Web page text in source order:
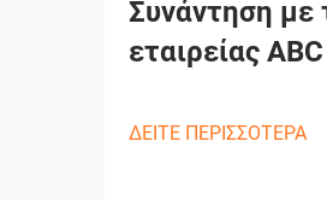
Συνάντηση με
εταιρείας ABC
ΔΕΙΤΕ ΠΕΡΙΣΣΟΤΕΡΑ